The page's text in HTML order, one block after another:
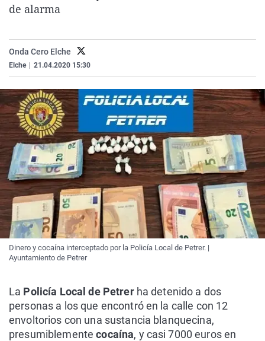
País Vasco
de alarma
Onda Cero Elche
Elche 21.04.2020 15:30
Dinero y cocaína interceptado por la Policía Local de Petrer. |
Ayuntamiento de Petrer
La Policía Local de Petrerha detenido a dos
personas a los que encontró en la calle con 12
envoltorios con una sustancia blanquecina,
presumiblementecocaína, y casi 7000 euros en